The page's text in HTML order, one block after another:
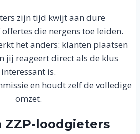
zijn tijd kwijt aan dure
die nergens toe leiden.
het anders: klanten plaatsen
jij reageert direct als de klus
interessant is.
en houdt zelf de volledige
omzet.
ZZP-loodgieters